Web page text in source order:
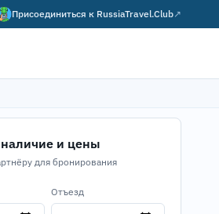
Присоединиться к RussiaTravel.Club↗
и цены
для бронирования
Отъезд